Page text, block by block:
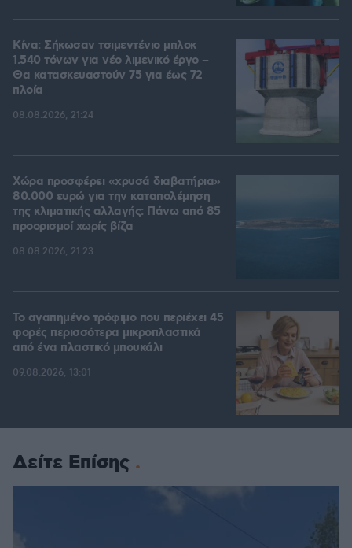
Κίνα: Σήκωσαν τσιμεντένιο μπλοκ
1.540 τόνων για νέο λιμενικό έργο –
Θα κατασκευαστούν 75 για έως 72
πλοία
08.08.2026, 21:24
Χώρα προσφέρει «χρυσά διαβατήρια»
80.000 ευρώ για την καταπολέμηση
της κλιματικής αλλαγής: Πάνω από 85
προορισμοί χωρίς βίζα
08.08.2026, 21:23
Το αγαπημένο τρόφιμο που περιέχει 45
φορές περισσότερα μικροπλαστικά
από ένα πλαστικό μπουκάλι
09.08.2026, 13:01
Δείτε Επίσης